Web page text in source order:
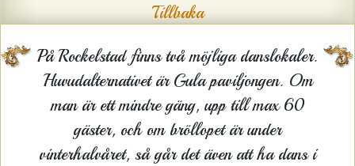
Kontakt
Tillbaka
På Rockelstad finns två möjliga danslokaler.
Huvudalternativet är Gula paviljongen. Om
man är ett mindre gäng, upp till max 60
gäster, och om bröllopet är under
vinterhalvåret, så går det även att ha dans i